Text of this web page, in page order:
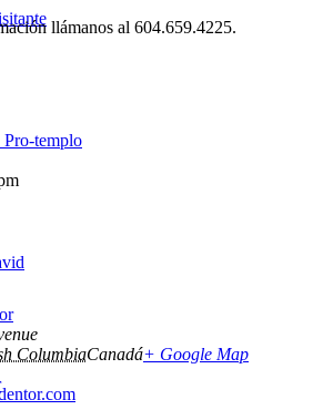
Pro-templo
llámanos al 604.659.4225.
ColumbiaCanadá+ Google Map